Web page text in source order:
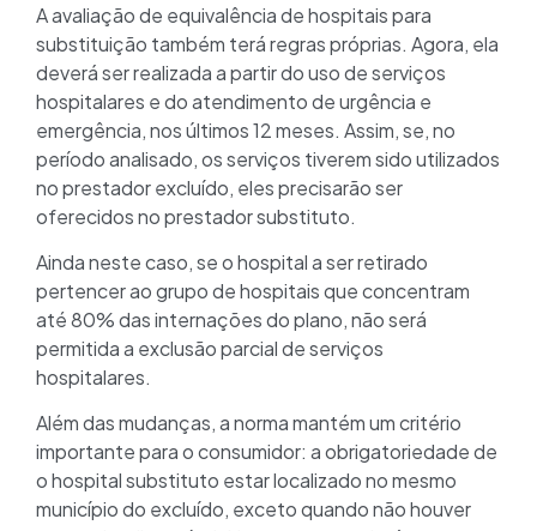
A avaliação de equivalência de hospitais para
substituição também terá regras próprias. Agora, ela
deverá ser realizada a partir do uso de serviços
hospitalares e do atendimento de urgência e
emergência, nos últimos 12 meses. Assim, se, no
período analisado, os serviços tiverem sido utilizados
no prestador excluído, eles precisarão ser
oferecidos no prestador substituto.
Ainda neste caso, se o hospital a ser retirado
pertencer ao grupo de hospitais que concentram
até 80% das internações do plano, não será
permitida a exclusão parcial de serviços
hospitalares.
Além das mudanças, a norma mantém um critério
importante para o consumidor: a obrigatoriedade de
o hospital substituto estar localizado no mesmo
município do excluído, exceto quando não houver